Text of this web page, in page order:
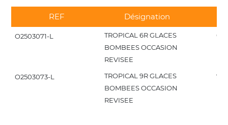
REF Désignation
O2503071-L
TROPICAL 6R GLACES
BOMBEES OCCASION
REVISEE
6 +
O2503073-L
TROPICAL 9R GLACES
BOMBEES OCCASION
REVISEE
9 +